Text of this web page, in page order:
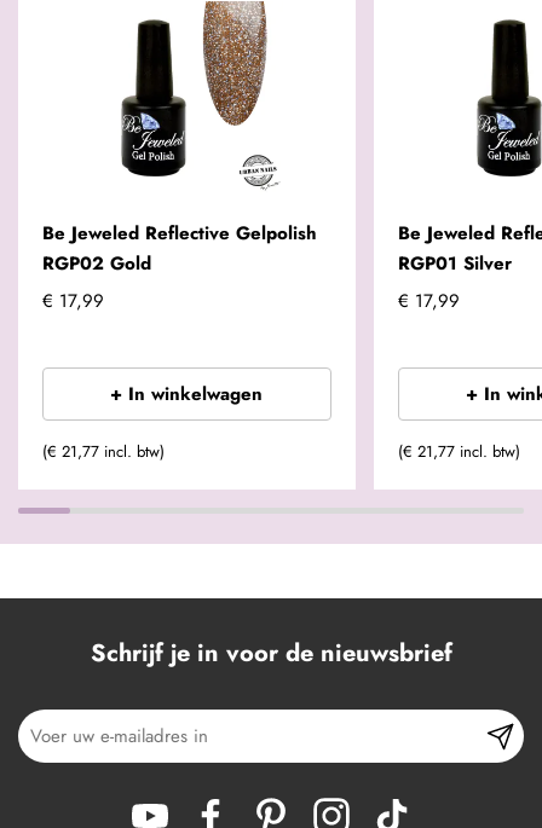
Be Jeweled Reflective Gelpolish
RGP02 Gold
€ 17,99
+ In winkelwagen
(€ 21,77 incl. btw)
Be Jeweled
RGP01 Silver
€ 17,99
+ In
(€ 21,77 incl. btw)
Schrijf je in voor de nieuwsbrief